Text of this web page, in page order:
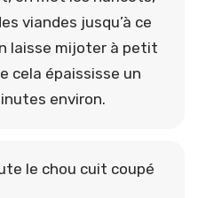
viandes jusqu’à ce
laisse mijoter à petit
cela épaississe un
environ.
le chou cuit coupé